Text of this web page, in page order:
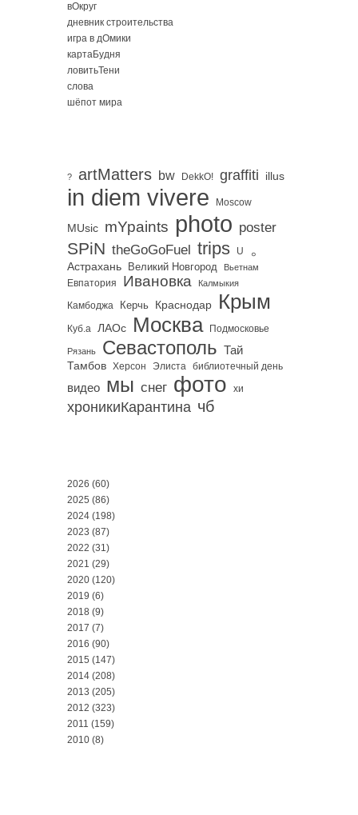
вОкруг
дневник строительства
игра в дОмики
картаБудня
ловитьТени
слова
шёпот мира
? artMatters bw DekkO! graffiti illus
in diem vivere Moscow
MUsic mYpaints photo poster
SPiN theGoGoFuel trips U 。
Астрахань Великий Новгород Вьетнам
Евпатория Ивановка Калмыкия
Камбоджа Керчь Краснодар Крым
Куб.а ЛАОс Москва Подмосковье
Рязань Севастополь Тай
Тамбов Херсон Элиста библиотечный день
видео мы снег фото хи
хроникиКарантина чб
2026 (60)
2025 (86)
2024 (198)
2023 (87)
2022 (31)
2021 (29)
2020 (120)
2019 (6)
2018 (9)
2017 (7)
2016 (90)
2015 (147)
2014 (208)
2013 (205)
2012 (323)
2011 (159)
2010 (8)